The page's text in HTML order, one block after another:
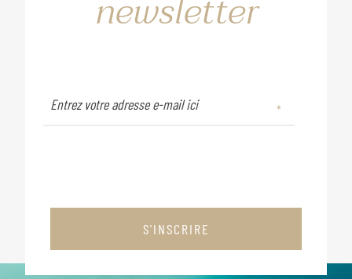
newsletter
S'INSCRIRE